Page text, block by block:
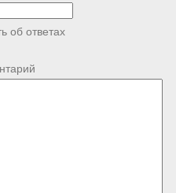
об ответах